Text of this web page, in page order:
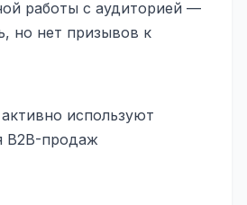
работы с аудиторией —
но нет призывов к
используют
B2B-продаж